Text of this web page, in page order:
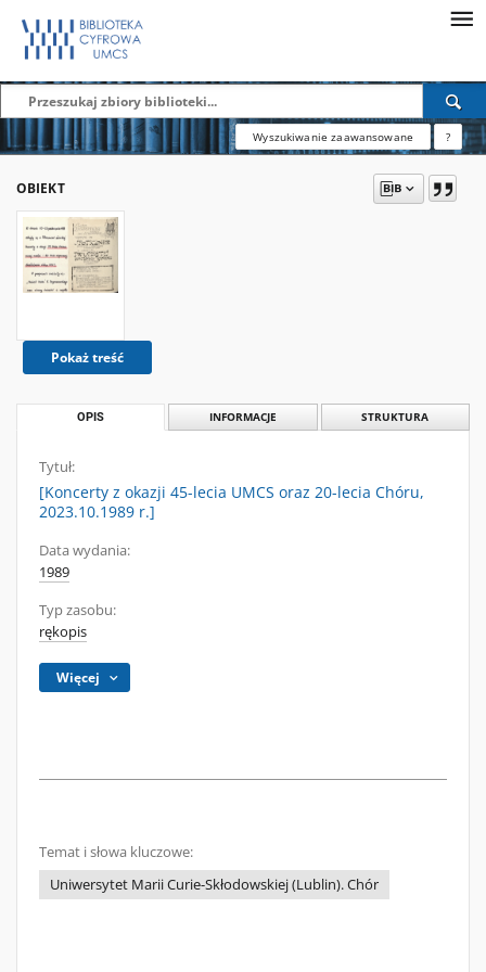
Wyszukiwanie zaawansowane ?
OBIEKT
Pokaż treść
OPIS INFORMACJE STRUKTURA
Tytuł:
[Koncerty z okazji 45-lecia UMCS oraz 20-lecia Chóru,
2023.10.1989 r.]
Data wydania:
1989
Typ zasobu:
rękopis
Więcej
Temat i słowa kluczowe:
Uniwersytet Marii Curie-Skłodowskiej (Lublin). Chór